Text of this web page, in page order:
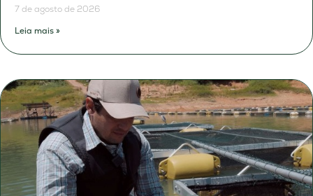
7 de agosto de 2026
Leia mais »